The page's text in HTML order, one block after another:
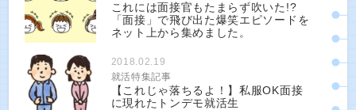
これには面接官もたまらず吹いた!?
「面接」で飛び出た爆笑エピソードを
ネット上から集めました。
2018.02.19
就活特集記事
【これじゃ落ちるよ！】私服OK面接
に現れたトンデモ就活生